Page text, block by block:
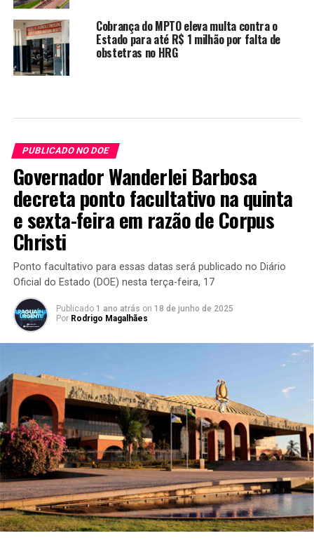
Cobrança do MPTO eleva multa contra o
Estado para até R$ 1 milhão por falta de
obstetras no HRG
PUBLICADO NO DOE
Governador Wanderlei Barbosa
decreta ponto facultativo na quinta
e sexta-feira em razão de Corpus
Christi
Ponto facultativo para essas datas será publicado no Diário
Oficial do Estado (DOE) nesta terça-feira, 17
Publicado 1 ano atrás on 18 de junho de 2025
Por Rodrigo Magalhães